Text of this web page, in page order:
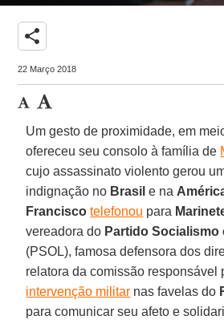
share
22 Março 2018
Um gesto de proximidade, em
ofereceu seu consolo à família de
cujo assassinato violento gerou
indignação no Brasil e na
Franciscotelefonou para
vereadora do Partido Socialismo
(PSOL), famosa defensora dos
relatora da comissão responsável
intervenção militar nas favelas do
para comunicar seu afeto e